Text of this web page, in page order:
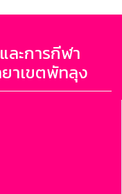
ะการกีฬา
าเขตพัทลุง